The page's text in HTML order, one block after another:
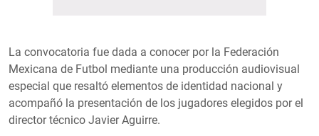
La convocatoria fue dada a conocer por la Federación
Mexicana de Futbol mediante una producción audiovisual
especial que resaltó elementos de identidad nacional y
acompañó la presentación de los jugadores elegidos por el
director técnico Javier Aguirre.